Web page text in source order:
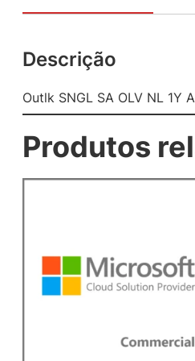
Descrição
Outlk SNGL SA OLV NL 1Y
Produtos